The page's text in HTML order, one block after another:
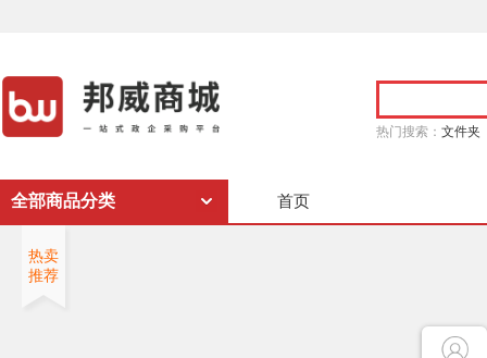
热门搜索： 文件夹
全部商品分类 首页
热卖
推荐